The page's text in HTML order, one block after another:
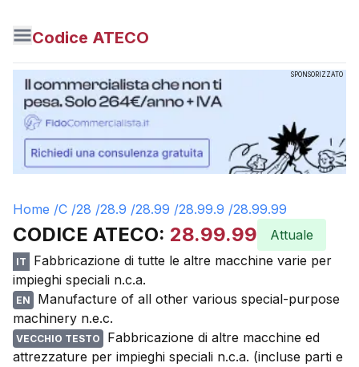
Codice ATECO
SPONSORIZZATO
Home /C /28 /28.9 /28.99 /28.99.9 /28.99.99
CODICE ATECO: 28.99.99 Attuale
IT
Fabbricazione di tutte le altre macchine varie per
impieghi speciali n.c.a.
EN
Manufacture of all other various special-purpose
machinery n.e.c.
VECCHIO TESTO
Fabbricazione di altre macchine ed
attrezzature per impieghi speciali n.c.a. (incluse parti e